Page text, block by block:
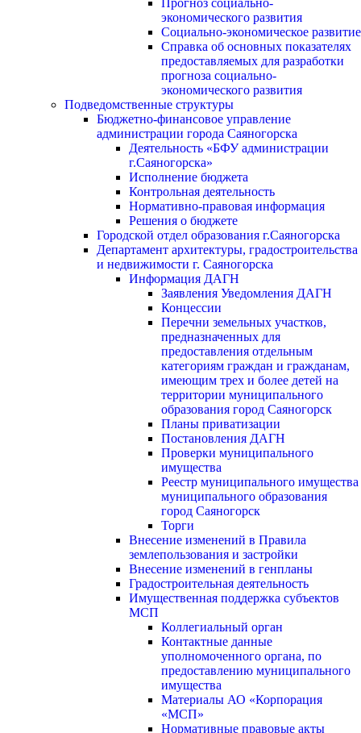
Прогноз социально-
экономического развития
Социально-экономическое развитие
Справка об основных показателях
предоставляемых для разработки
прогноза социально-
экономического развития
Подведомственные структуры
Бюджетно-финансовое управление
администрации города Саяногорска
Деятельность «БФУ администрации
г.Саяногорска»
Исполнение бюджета
Контрольная деятельность
Нормативно-правовая информация
Решения о бюджете
Городской отдел образования г.Саяногорска
Департамент архитектуры, градостроительства
и недвижимости г. Саяногорска
Информация ДАГН
Заявления Уведомления ДАГН
Концессии
Перечни земельных участков,
предназначенных для
предоставления отдельным
категориям граждан и гражданам,
имеющим трех и более детей на
территории муниципального
образования город Саяногорск
Планы приватизации
Постановления ДАГН
Проверки муниципального
имущества
Реестр муниципального имущества
муниципального образования
город Саяногорск
Торги
Внесение изменений в Правила
землепользования и застройки
Внесение изменений в генпланы
Градостроительная деятельность
Имущественная поддержка субъектов
МСП
Коллегиальный орган
Контактные данные
уполномоченного органа, по
предоставлению муниципального
имущества
Материалы АО «Корпорация
«МСП»
Нормативные правовые акты